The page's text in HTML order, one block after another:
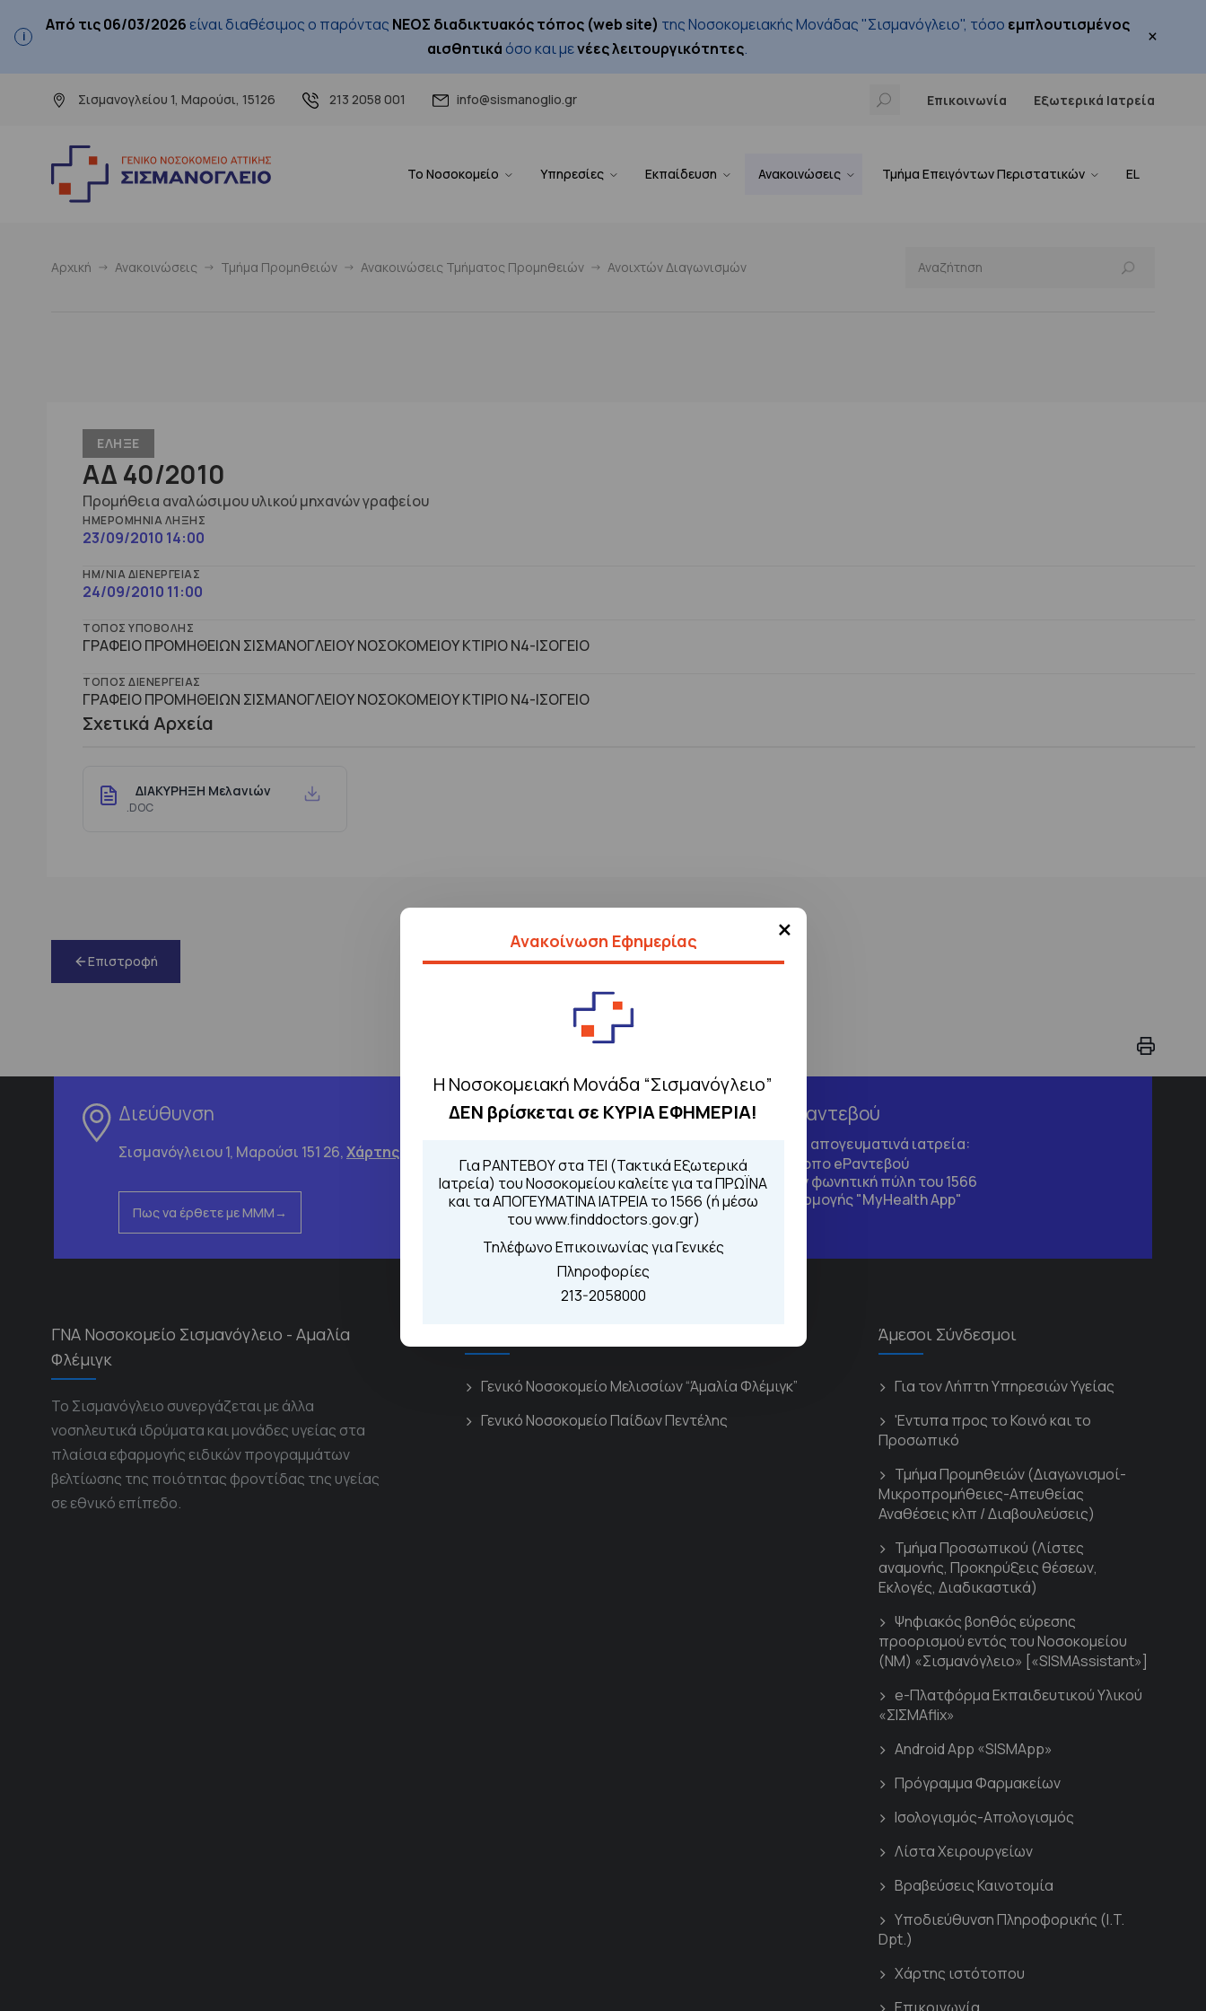
Από τις 06/03/2026 είναι διαθέσιμος ο παρόντας ΝΕΟΣ διαδικτυακός τόπος (web site) της Νοσοκομειακής Μονάδας "Σισμανόγλειο", τόσο εμπλουτισμένος
αισθητικάόσο και μενέες λειτουργικότητες. ×
Σισμανογλείου 1, Μαρούσι, 15126 213 2058 001 info@sismanoglio.gr Επικοινωνία Εξωτερικά Ιατρεία
Το Νοσοκομείο Υπηρεσίες Εκπαίδευση Ανακοινώσεις Τμήμα Επειγόντων Περιστατικών EL
×
Ανακοίνωση Εφημερίας
Η Νοσοκομειακή Μονάδα “Σισμανόγλειο”
ΔΕΝ βρίσκεται σε ΚΥΡΙΑ ΕΦΗΜΕΡΙΑ!
Για ΡΑΝΤΕΒΟΥ στα ΤΕΙ (Τακτικά Εξωτερικά
Ιατρεία) του Νοσοκομείου καλείτε για τα ΠΡΩΪΝΑ
και τα ΑΠΟΓΕΥΜΑΤΙΝΑ ΙΑΤΡΕΙΑ το 1566 (ή μέσω
του www.finddoctors.gov.gr)
Τηλέφωνο Επικοινωνίας για Γενικές
Πληροφορίες
213-2058000
Αρχική Ανακοινώσεις Τμήμα Προμηθειών Ανακοινώσεις Τμήματος Προμηθειών Ανοιχτών Διαγωνισμών
ΕΛΗΞΕ
ΑΔ 40/2010
Προμήθεια αναλώσιμου υλικού μηχανών γραφείου
ΗΜΕΡΟΜΗΝΊΑ ΛΉΞΗΣ
23/09/2010 14:00
ΗΜ/ΝΊΑ ΔΙΕΝΈΡΓΕΙΑΣ
24/09/2010 11:00
ΤΌΠΟΣ ΥΠΟΒΟΛΉΣ
ΓΡΑΦΕΙΟ ΠΡΟΜΗΘΕΙΩΝ ΣΙΣΜΑΝΟΓΛΕΙΟΥ ΝΟΣΟΚΟΜΕΙΟΥ ΚΤΙΡΙΟ Ν4-ΙΣΟΓΕΙΟ
ΤΌΠΟΣ ΔΙΕΝΈΡΓΕΙΑΣ
ΓΡΑΦΕΙΟ ΠΡΟΜΗΘΕΙΩΝ ΣΙΣΜΑΝΟΓΛΕΙΟΥ ΝΟΣΟΚΟΜΕΙΟΥ ΚΤΙΡΙΟ Ν4-ΙΣΟΓΕΙΟ
Σχετικά Αρχεία
ΔΙΑΚΥΡΗΞΗ Μελανιών
.DOC
Επιστροφή
Διεύθυνση
Σισμανόγλειου 1, Μαρούσι 151 26,Χάρτης Περιοχής
Πως να έρθετε με ΜΜΜ
Τηλέφωνα για Ραντεβού
Για τα πρωινά και τα απογευματινά ιατρεία:
Από τον ιστότοποeΡαντεβού
Καλώντας στην φωνητική πύλη του 1566
Μέσω της εφαρμογής "MyHealth App"
ΓΝΑ Νοσοκομείο Σισμανόγλειο - Αμαλία
Φλέμιγκ
Το Σισμανόγλειο συνεργάζεται με άλλα
νοσηλευτικά ιδρύματα και μονάδες υγείας στα
πλαίσια εφαρμογής ειδικών προγραμμάτων
βελτίωσης της ποιότητας φροντίδας της υγείας
σε εθνικό επίπεδο.
Γενικό Νοσοκομείο Μελισσίων “Άμαλία Φλέμιγκ”
Γενικό Νοσοκομείο Παίδων Πεντέλης
Άμεσοι Σύνδεσμοι
Για τον Λήπτη Υπηρεσιών Υγείας
'Εντυπα προς το Κοινό και το
Προσωπικό
Τμήμα Προμηθειών (Διαγωνισμοί-
Μικροπρομήθειες-Απευθείας
Αναθέσεις κλπ / Διαβουλεύσεις)
Τμήμα Προσωπικού (Λίστες
αναμονής, Προκηρύξεις θέσεων,
Εκλογές, Διαδικαστικά)
Ψηφιακός βοηθός εύρεσης
προορισμού εντός του Νοσοκομείου
(ΝΜ) «Σισμανόγλειο» [«SISMAssistant»]
e-Πλατφόρμα Εκπαιδευτικού Υλικού
«ΣΙΣΜΑflix»
Android App «SISMApp»
Πρόγραμμα Φαρμακείων
Ισολογισμός-Απολογισμός
Λίστα Χειρουργείων
Βραβεύσεις Καινοτομία
Υποδιεύθυνση Πληροφορικής (I.T.
Dpt.)
Χάρτης ιστότοπου